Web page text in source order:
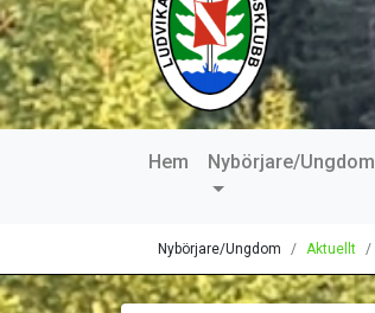
Hem Nybörjare/Ungdom
Nybörjare/Ungdom Aktuellt